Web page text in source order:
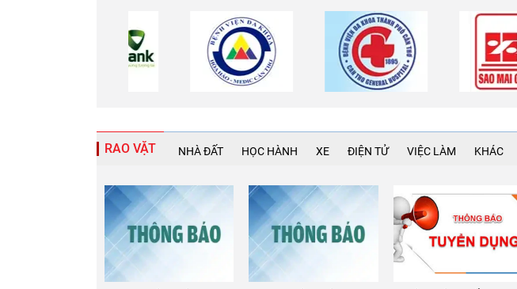
RAO VẶT NHÀ ĐẤT HỌC HÀNH XE ĐIỆN TỬ VIỆC LÀM KHÁC